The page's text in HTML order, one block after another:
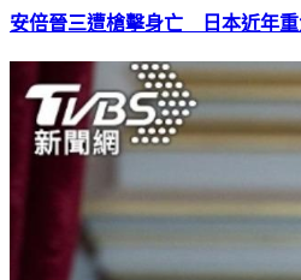
安倍晉三遭槍擊身亡 日本近年重